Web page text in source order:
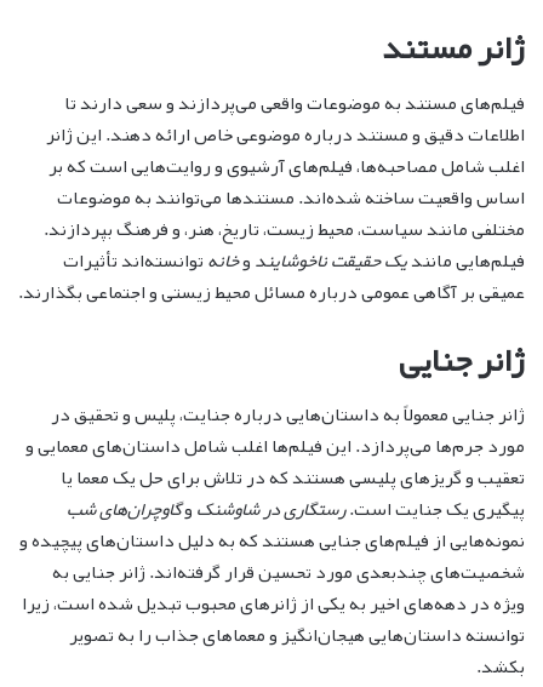
ژانر مستند
فیلم‌های مستند به موضوعات واقعی می‌پردازند و سعی دارند تا
اطلاعات دقیق و مستند درباره موضوعی خاص ارائه دهند. این ژانر
اغلب شامل مصاحبه‌ها، فیلم‌های آرشیوی و روایت‌هایی است که بر
اساس واقعیت ساخته شده‌اند. مستندها می‌توانند به موضوعات
مختلفی مانند سیاست، محیط زیست، تاریخ، هنر، و فرهنگ بپردازند.
فیلم‌هایی مانندیک حقیقت ناخوشایندوخانهتوانسته‌اند تأثیرات
عمیقی بر آگاهی عمومی درباره مسائل محیط زیستی و اجتماعی بگذارند.
ژانر جنایی
ژانر جنایی معمولاً به داستان‌هایی درباره جنایت، پلیس و تحقیق در
مورد جرم‌ها می‌پردازد. این فیلم‌ها اغلب شامل داستان‌های معمایی و
تعقیب و گریزهای پلیسی هستند که در تلاش برای حل یک معما یا
پیگیری یک جنایت است.رستگاری در شاوشنکوگاوچران‌های شب
نمونه‌هایی از فیلم‌های جنایی هستند که به دلیل داستان‌های پیچیده و
شخصیت‌های چندبعدی مورد تحسین قرار گرفته‌اند. ژانر جنایی به
ویژه در دهه‌های اخیر به یکی از ژانرهای محبوب تبدیل شده است، زیرا
توانسته داستان‌هایی هیجان‌انگیز و معماهای جذاب را به تصویر
بکشد.